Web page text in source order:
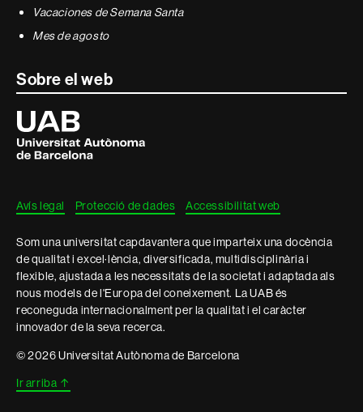
Vacaciones de Semana Santa
Mes de agosto
Sobre el web
Universitat
Autònoma
de
Barcelona
Avís legal Protecció de dades Accessibilitat web
Som una universitat capdavantera que imparteix una docència
de qualitat i excel·lència, diversificada, multidisciplinària i
flexible, ajustada a les necessitats de la societat i adaptada als
nous models de l'Europa del coneixement. La UAB és
reconeguda internacionalment per la qualitat i el caràcter
innovador de la seva recerca.
© 2026 Universitat Autònoma de Barcelona
Ir arriba ↑